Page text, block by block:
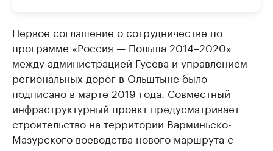
Первое соглашение о сотрудничестве по
программе «Россия — Польша 2014–2020»
между администрацией Гусева и управлением
региональных дорог в Ольштыне было
подписано в марте 2019 года. Совместный
инфраструктурный проект предусматривает
строительство на территории Варминьско-
Мазурского воеводства нового маршрута с